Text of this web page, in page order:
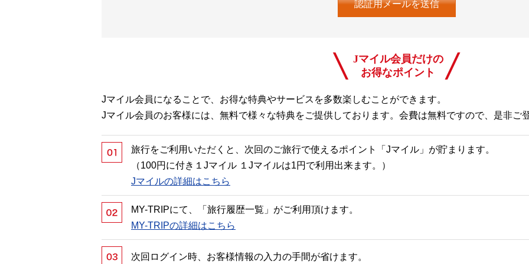
Jマイル会員だけの
お得なポイント
Jマイル会員になることで、お得な特典やサービスを多数楽しむことができます。
Jマイル会員のお客様には、無料で様々な特典をご提供しております。会費は無料ですので、是非ご
旅行をご利用いただくと、次回のご旅行で使えるポイント「Jマイル」が貯まります。
（100円に付き１Jマイル １Jマイルは1円で利用出来ます。）
Jマイルの詳細はこちら
MY-TRIPにて、「旅行履歴一覧」がご利用頂けます。
MY-TRIPの詳細はこちら
次回ログイン時、お客様情報の入力の手間が省けます。